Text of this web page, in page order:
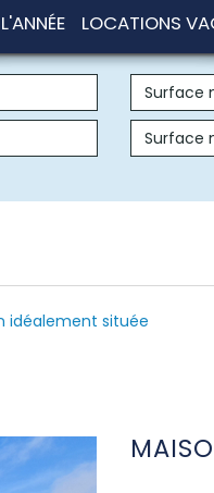
LOCATIONS
idéalement située